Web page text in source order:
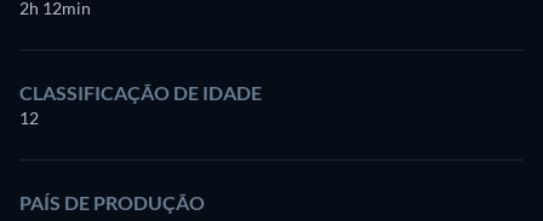
2h 12min
CLASSIFICAÇÃO DE IDADE
12
PAÍS DE PRODUÇÃO